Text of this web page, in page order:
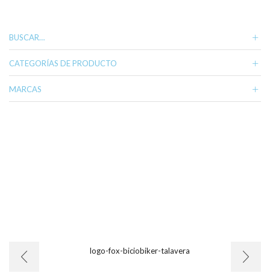
BUSCAR…
CATEGORÍAS DE PRODUCTO
MARCAS